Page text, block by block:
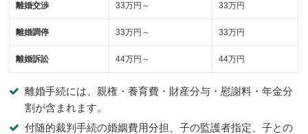
離婚交渉 33万円～ 33万円
離婚調停 33万円～ 33万円
離婚訴訟 44万円～ 44万円
離婚手続には、親権・養育費・財産分与・慰謝料・年金分
割が含まれます。
付随的裁判手続の婚姻費用分担、子の監護者指定、子との